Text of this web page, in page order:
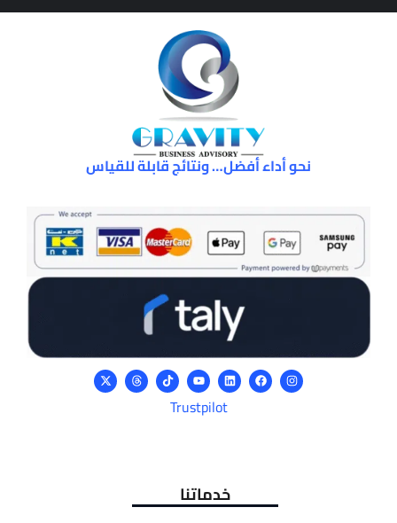
نحو أداء أفضل… ونتائج قابلة للقياس
Trustpilot
خدماتنا